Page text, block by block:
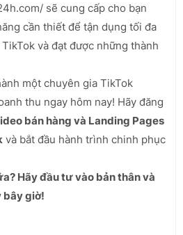
sẽ cung cấp cho bạn
cần thiết để tận dụng tối đa
và đạt được những thành
một chuyên gia TikTok
thu ngay hôm nay! Hãy đăng
bán hàng và Landing Pages
và bắt đầu hành trình chinh phục
Hãy đầu tư vào bản thân và
bây giờ!